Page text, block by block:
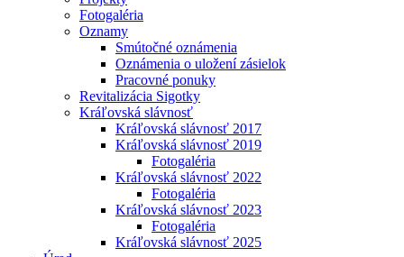
Fotogaléria
Oznamy
Smútočné oznámenia
Oznámenia o uložení zásielok
Pracovné ponuky
Revitalizácia Sigotky
Kráľovská slávnosť
Kráľovská slávnosť 2017
Kráľovská slávnosť 2019
Fotogaléria
Kráľovská slávnosť 2022
Fotogaléria
Kráľovská slávnosť 2023
Fotogaléria
Kráľovská slávnosť 2025